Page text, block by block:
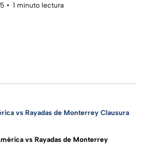
1 minuto lectura
vs Rayadas de Monterrey Clausura
vs Rayadas de Monterrey